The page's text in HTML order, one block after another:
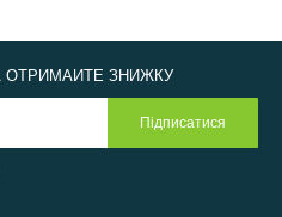
ОТРИМАЙТЕ ЗНИЖКУ